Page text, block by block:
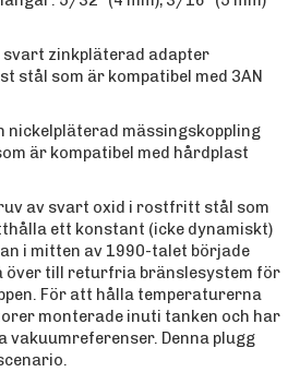
svart zinkpläterad adapter
stål som är kompatibel med 3AN
nickelpläterad mässingskoppling
är kompatibel med hårdplast
av svart oxid i rostfritt stål som
ett konstant (icke dynamiskt)
i mitten av 1990-talet började
till returfria bränslesystem för
För att hålla temperaturerna
monterade inuti tanken och har
vakuumreferenser. Denna plugg